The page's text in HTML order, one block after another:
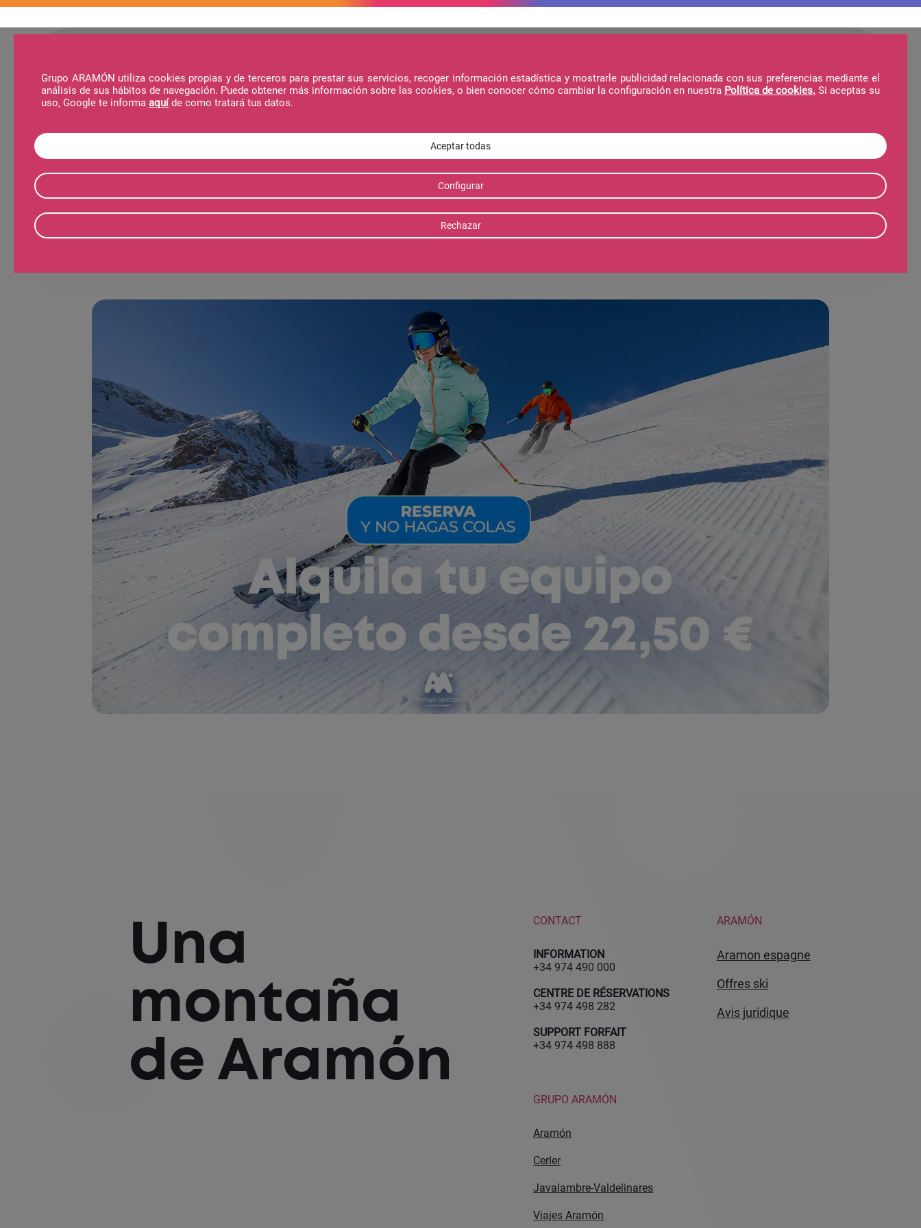
Grupo ARAMÓN utiliza cookies propias y de terceros para prestar sus servicios, recoger información estadística y mostrarle publicidad relacionada con sus preferencias mediante el
análisis de sus hábitos de navegación. Puede obtener más información sobre las cookies, o bien conocer cómo cambiar la configuración en nuestra Política de cookies. Si aceptas su
uso, Google te informa aquíde como tratará tus datos.
La Station Services Activites Offres
FORMIGAL-PANTICOSA
Una
montaña
de Aramón
CONTACT
INFORMATION
+34 974 490 000
CENTRE DE RÉSERVATIONS
+34 974 498 282
SUPPORT FORFAIT
+34 974 498 888
GRUPO ARAMÓN
Aramón
Cerler
Javalambre-Valdelinares
Viajes Aramón
ARAMÓN
aramon espagne
offres ski
avis juridique